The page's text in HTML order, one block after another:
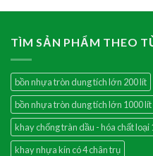
TÌM SẢN PHẨM THEO
bồn nhựa tròn dung tích lớn 200 lít
bồn nhựa tròn dung tích lớn 1000 lít
khay chống tràn dầu - hóa chất
khay nhựa kín có 4 chân trụ